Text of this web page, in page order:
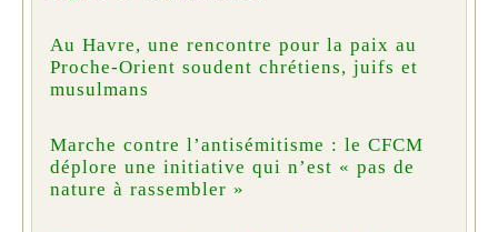
Au Havre, une rencontre pour la paix au
Proche-Orient soudent chrétiens, juifs et
musulmans
Marche contre l’antisémitisme : le CFCM
déplore une initiative qui n’est « pas de
nature à rassembler »